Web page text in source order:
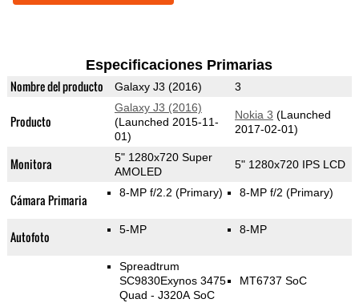
Especificaciones Primarias
Nombre del producto Galaxy J3 (2016) 3
Producto
Galaxy J3 (2016)
(Launched 2015-11-
01)
Nokia 3 (Launched
2017-02-01)
Monitora
5" 1280x720 Super
AMOLED
5" 1280x720 IPS LCD
Cámara Primaria 8-MP f/2.2 (Primary) 8-MP f/2 (Primary)
Autofoto 5-MP 8-MP
Spreadtrum
SC9830Exynos 3475
Quad - J320A SoC
MT6737 SoC